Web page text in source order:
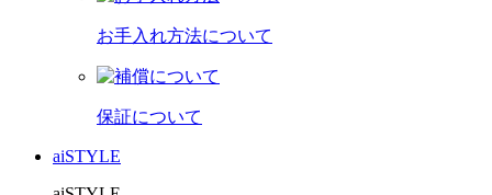
お手入れ方法について
保証について
aiSTYLE